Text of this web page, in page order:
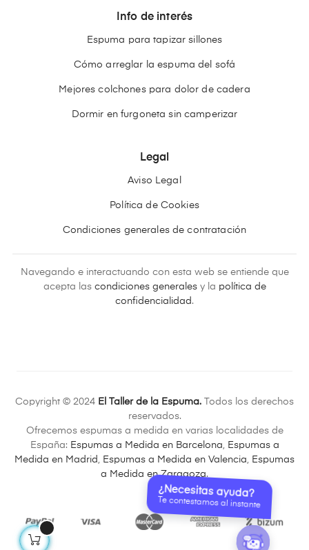
Info de interés
Espuma para tapizar sillones
Cómo arreglar la espuma del sofá
Mejores colchones para dolor de cadera
Dormir en furgoneta sin camperizar
Legal
Aviso Legal
Política de Cookies
Condiciones generales de contratación
Navegando e interactuando con esta web se entiende que
acepta las condiciones generalesy la política de
confidencialidad .
Copyright © 2024 El Taller de la Espuma. Todos los derechos
reservados.
Ofrecemos espumas a medida en varias localidades de
España: Espumas a Medida en Barcelona
Espumas a
Medida en Madrid
Espumas a Medida en Valencia
Espumas
a Medida en Zaragoza.
¿Necesitas ayuda?
Te contestamos al instante